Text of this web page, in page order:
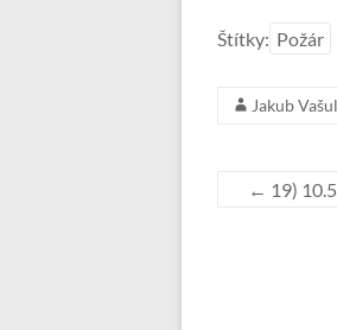
Štítky: Požár
Jakub
← 19)